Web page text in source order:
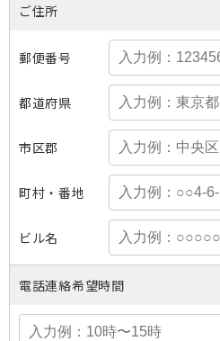
ご住所
郵便番号
都道府県
市区郡
町村・番地
ビル名
電話連絡希望時間